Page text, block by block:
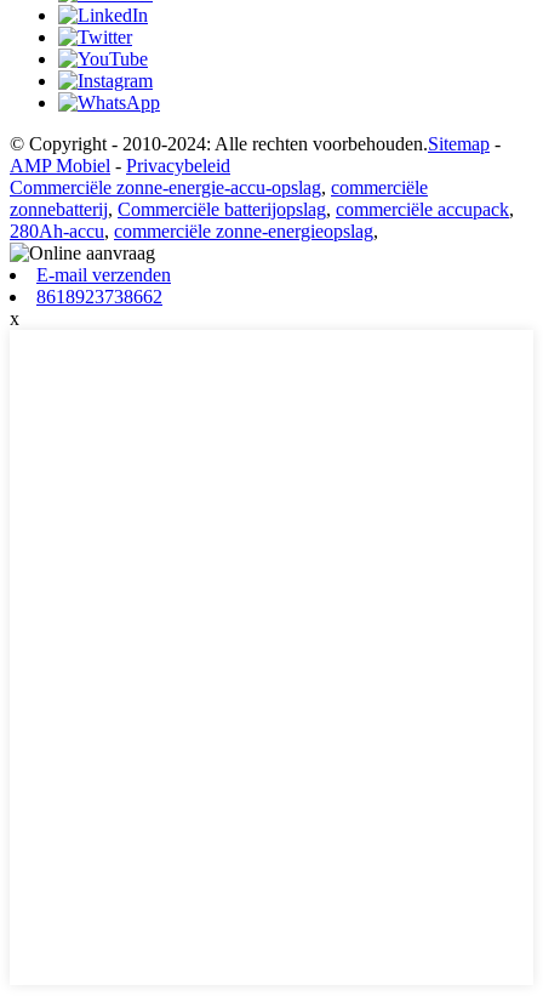
© Copyright - 2010-2024: Alle rechten voorbehouden.Sitemap -
AMP Mobiel - Privacybeleid
Commerciële zonne-energie-accu-opslag, commerciële
zonnebatterij, Commerciële batterijopslag, commerciële accupack,
280Ah-accu, commerciële zonne-energieopslag,
E-mail verzenden
8618923738662
x